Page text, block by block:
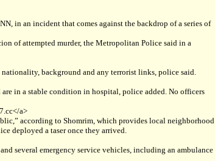
in an incident that comes against the backdrop of a series of
of attempted murder, the Metropolitan Police said in a
background and any terrorist links, police said.
in a stable condition in hospital, police added. No officers
a>
according to Shomrim, which provides local neighborhood
deployed a taser once they arrived.
several emergency service vehicles, including an ambulance